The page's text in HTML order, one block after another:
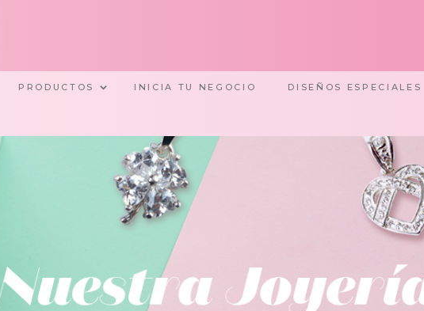
PRODUCTOS INICIA TU NEGOCIO DISEÑOS ESPECIALES